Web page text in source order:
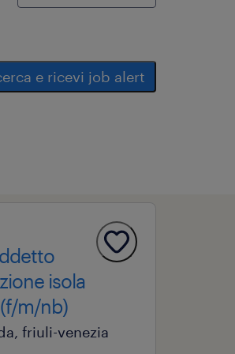
e ricevi job alert
isola
m/nb)
friuli-venezia